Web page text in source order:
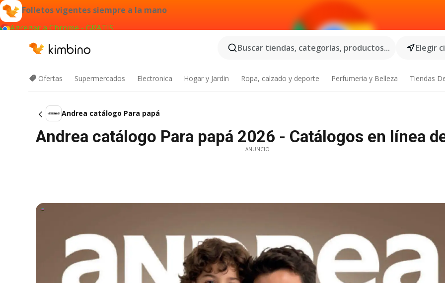
Folletos vigentes siempre a la mano
Agregar a Chrome - GRATIS
Buscar tiendas, categorías, productos...
Elegir
Ofertas Supermercados Electronica Hogar y Jardin Ropa, calzado y deporte Perfumeria y Belleza Tiendas
Andrea catálogo Para papá
Andrea catálogo Para papá 2026 - Catálogos en línea
ANUNCIO